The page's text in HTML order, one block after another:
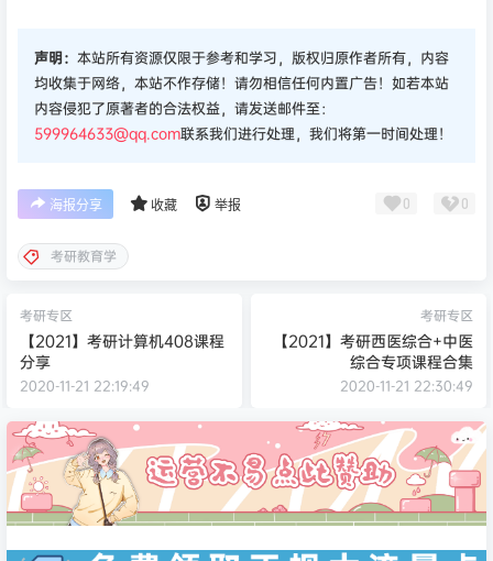
声明： 本站所有资源仅限于参考和学习，版权归原作者所有，内容
均收集于网络，本站不作存储！请勿相信任何内置广告！如若本站
内容侵犯了原著者的合法权益，请发送邮件至：
599964633@qq.com联系我们进行处理，我们将第一时间处理！
海报分享 收藏 举报 0 0
考研教育学
考研专区
【2021】考研计算机408课程
分享
2020-11-21 22:19:49
考研专区
【2021】考研西医综合+中医
综合专项课程合集
2020-11-21 22:30:49